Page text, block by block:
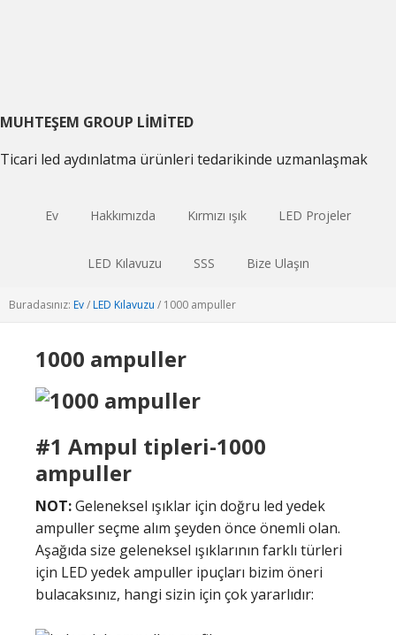
MUHTEŞEM GROUP LIMITED
Ticari led aydınlatma ürünleri tedarikinde uzmanlaşmak
Ev Hakkımızda Kırmızı ışık LED Projeler
LED Kılavuzu SSS Bize Ulaşın
Buradasınız: Ev/ LED Kılavuzu / 1000 ampuller
1000 ampuller
#1 Ampul tipleri-1000
ampuller
NOT:Geleneksel ışıklar için doğru led yedek
ampuller seçme alım şeyden önce önemli olan.
Aşağıda size geleneksel ışıklarının farklı türleri
için LED yedek ampuller ipuçları bizim öneri
bulacaksınız, hangi sizin için çok yararlıdır: